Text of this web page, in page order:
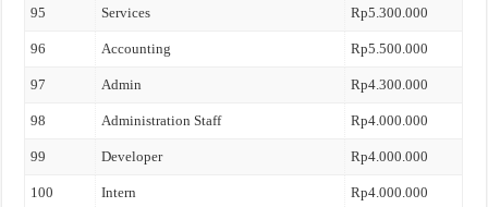
95 Services Rp5.300.000
96 Accounting Rp5.500.000
97 Admin Rp4.300.000
98 Administration Staff Rp4.000.000
99 Developer Rp4.000.000
100 Intern Rp4.000.000